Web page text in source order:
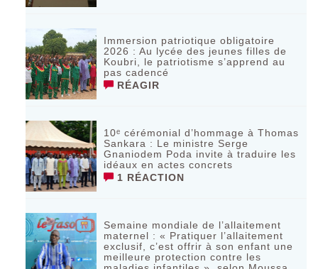
Immersion patriotique obligatoire
2026 : Au lycée des jeunes filles de
Koubri, le patriotisme s’apprend au
pas cadencé
RÉAGIR
10ᵉ cérémonial d’hommage à Thomas
Sankara : Le ministre Serge
Gnaniodem Poda invite à traduire les
idéaux en actes concrets
1 RÉACTION
Semaine mondiale de l’allaitement
maternel : « Pratiquer l’allaitement
exclusif, c’est offrir à son enfant une
meilleure protection contre les